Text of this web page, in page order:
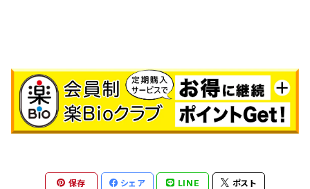
保存 シェア LINE ポスト